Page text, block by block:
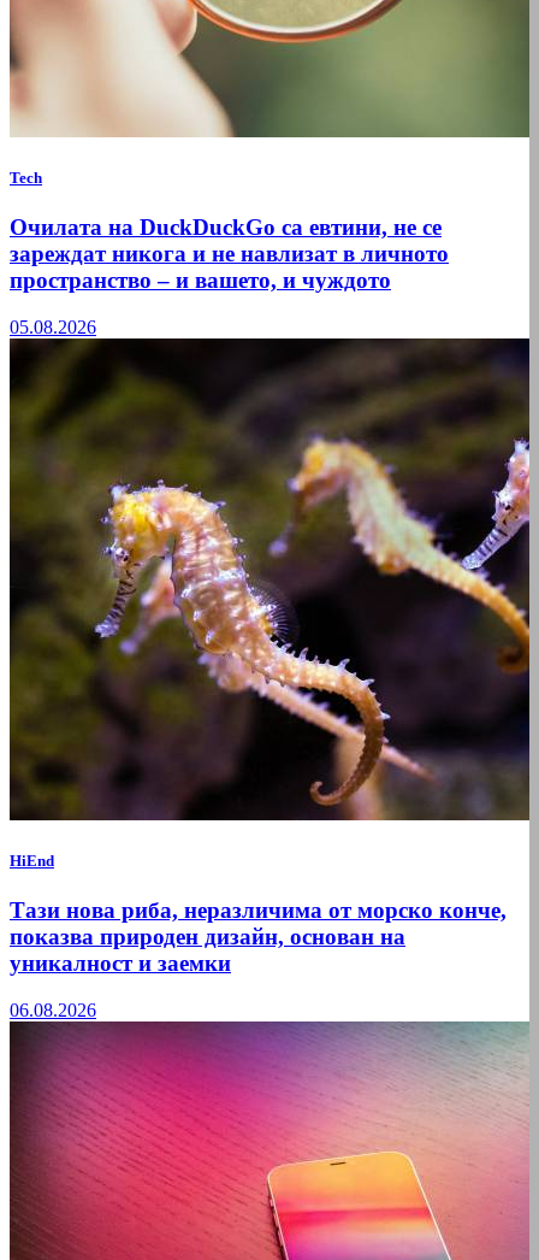
Tech
Очилата на DuckDuckGo са евтини, не се
зареждат никога и не навлизат в личното
пространство – и вашето, и чуждото
05.08.2026
HiEnd
Тази нова риба, неразличима от морско конче,
показва природен дизайн, основан на
уникалност и заемки
06.08.2026